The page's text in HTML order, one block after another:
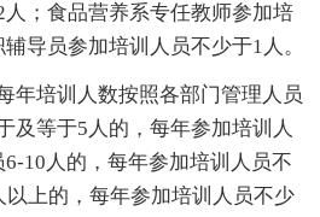
；食品营养系专任教师参加培
导员参加培训人员不少于1人。
年培训人数按照各部门管理人员
及等于5人的，每年参加培训人
10人的，每年参加培训人员不
以上的，每年参加培训人员不少